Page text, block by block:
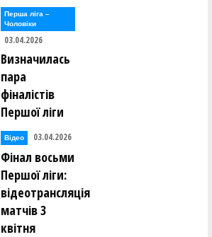
Перша лiга –
Чоловiки
03.04.2026
Визначилась
пара
фіналістів
Першої ліги
Відео 03.04.2026
Фінал восьми
Першої ліги:
відеотрансляція
матчів 3
квітня